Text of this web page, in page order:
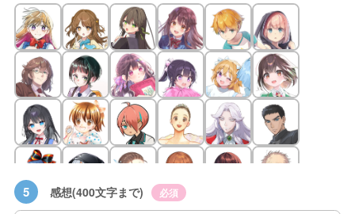
5 感想(400文字まで) 必須